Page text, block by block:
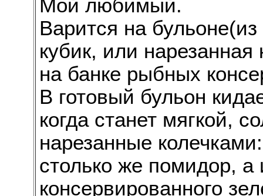
Мой любимый.
Варится на
кубик, или
на банке рыбных
В готовый бульон
когда станет мягкой,
нарезанные
столько же помидор,
консервированного